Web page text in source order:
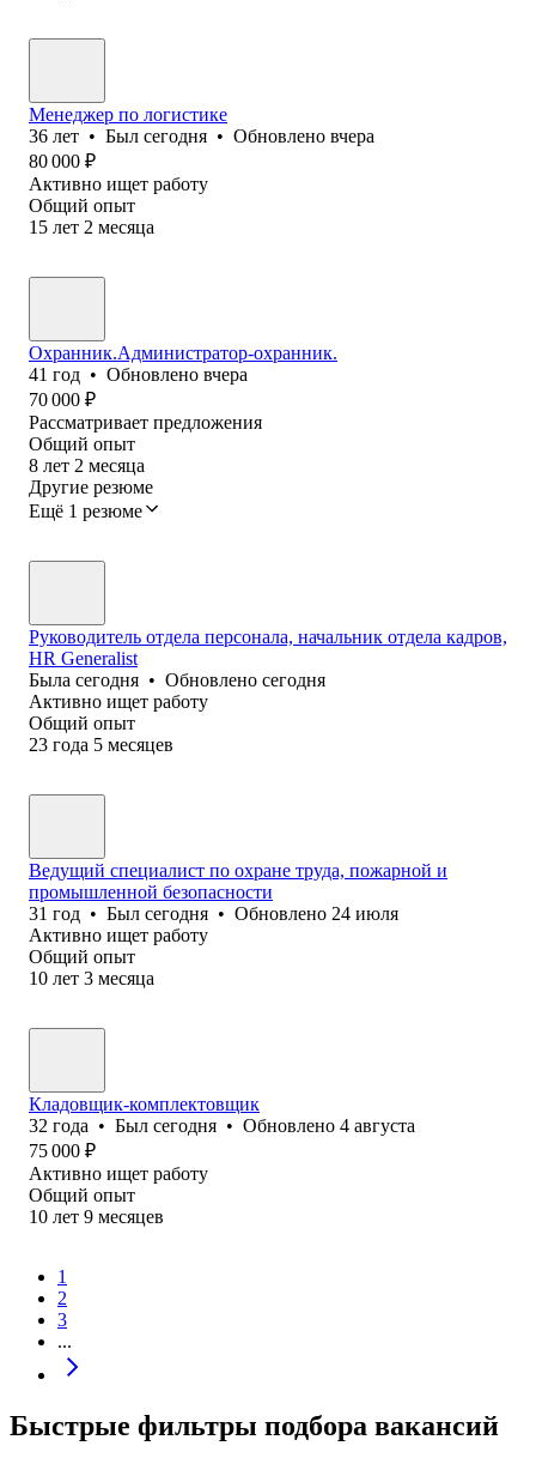
Менеджер по логистике
36 лет • Был сегодня • Обновлено вчера
80 000 ₽
Активно ищет работу
Общий опыт
15 лет 2 месяца
Охранник.Администратор-охранник.
41 год • Обновлено вчера
70 000 ₽
Рассматривает предложения
Общий опыт
8 лет 2 месяца
Другие резюме
Ещё 1 резюме
Руководитель отдела персонала, начальник отдела кадров,
HR Generalist
Была сегодня • Обновлено сегодня
Активно ищет работу
Общий опыт
23 года 5 месяцев
Ведущий специалист по охране труда, пожарной и
промышленной безопасности
31 год • Был сегодня • Обновлено 24 июля
Активно ищет работу
Общий опыт
10 лет 3 месяца
Кладовщик-комплектовщик
32 года • Был сегодня • Обновлено 4 августа
75 000 ₽
Активно ищет работу
Общий опыт
10 лет 9 месяцев
1
2
3
...
Быстрые фильтры подбора вакансий